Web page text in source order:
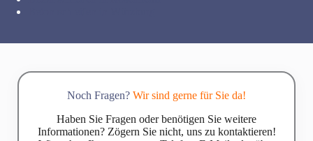
Noch Fragen? Wir sind gerne für Sie da!
Haben Sie Fragen oder benötigen Sie weitere
Informationen? Zögern Sie nicht, uns zu kontaktieren!